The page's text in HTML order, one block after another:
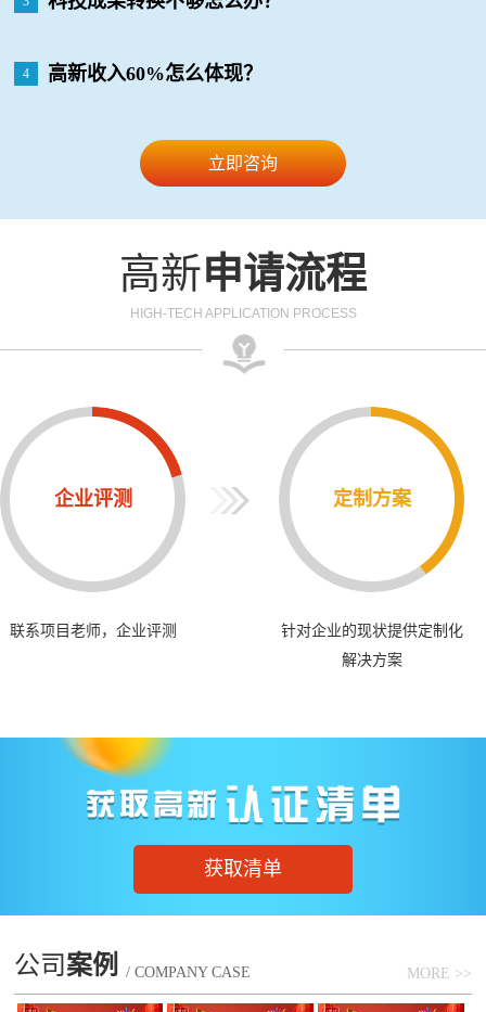
4 高新收入60%怎么体现？
立即咨询
高新申请流程
HIGH-TECH APPLICATION PROCESS
企业评测
联系项目老师，企业评测
定制方案
针对企业的现状提供定制化
解决方案
获取清单
公司案例 / COMPANY CASE MORE >>